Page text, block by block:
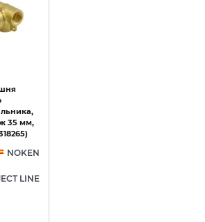
35 мм,
NOKEN
LINE